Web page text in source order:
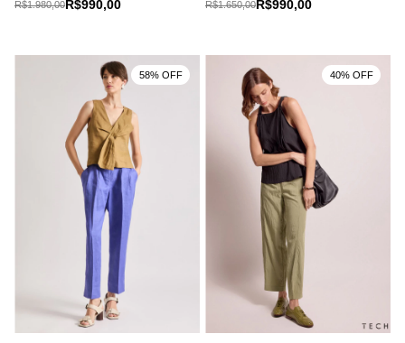
R$990,00
R$1.980,00 R$990,00
R$1.650,00
58% OFF 40% OFF